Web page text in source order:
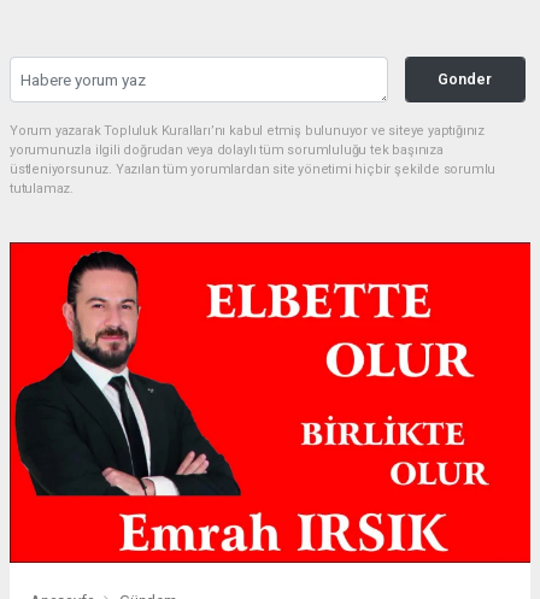
Gonder
Yorum yazarak Topluluk Kuralları’nı kabul etmiş bulunuyor ve siteye yaptığınız
yorumunuzla ilgili doğrudan veya dolaylı tüm sorumluluğu tek başınıza
üstleniyorsunuz. Yazılan tüm yorumlardan site yönetimi hiçbir şekilde sorumlu
tutulamaz.